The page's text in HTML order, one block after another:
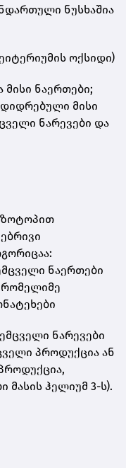
ნუსხაშია
ოქსიდი)
მისი ნაერთები;
მისი
ნარევები და
ნაერთები
რომელიმე
ნარევები
პროდუქცია ან
მასის ჰელიუმ 3-ს).